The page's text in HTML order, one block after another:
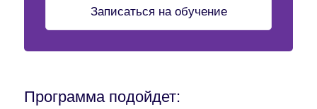
Записаться на обучение
Программа подойдет: